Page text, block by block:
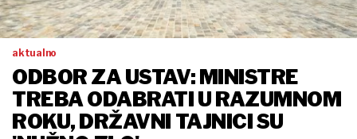
aktualno
ODBOR ZA USTAV: MINISTRE
TREBA ODABRATI U RAZUMNOM
ROKU, DRŽAVNI TAJNICI SU